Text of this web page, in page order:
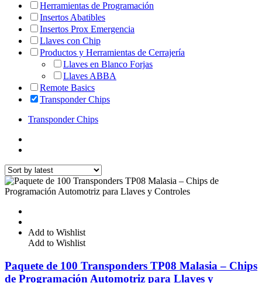
Herramientas de Programación
Insertos Abatibles
Insertos Prox Emergencia
Llaves con Chip
Productos y Herramientas de Cerrajería
Llaves en Blanco Forjas
Llaves ABBA
Remote Basics
Transponder Chips
Transponder Chips
Add to Wishlist
Add to Wishlist
Paquete de 100 Transponders TP08 Malasia – Chips
de Programación Automotriz para Llaves y